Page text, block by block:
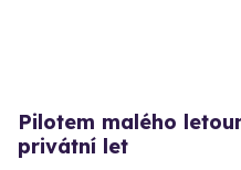
Pilotem malého
privátní let